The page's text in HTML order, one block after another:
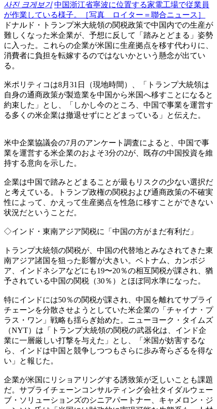
사진 크게보기 中国浙江省寧波に位置する家電工場で従業員
が作業している様子。［写真 ロイター＝聯合ニュース］
ドナルド・トランプ米大統領の関税政策で中国内での生産が
難しくなった米企業が、予想に反して「踏みとどまる」姿勢
に入った。これらの企業が米国に生産拠点を移す代わりに、
消費者に負担を転嫁するのではないかという懸念が出てい
る。
米ポリティコは8月31日（現地時間）、「トランプ大統領は
自身の通商政策が製造業を中国から米国へ移すことになると
約束した」とし、「しかし今のところ、中国で事業を運営す
る多くの米企業は撤退せずにとどまっている」と伝えた。
米中企業協議会の7月のアンケート調査によると、中国で事
業を運営する米企業のおよそ3分の2が、既存の中国投資を維
持する意向を示した。
企業は中国で踏みとどまることが最もリスクの少ない選択だ
と考えている。トランプ政権の関税および通商政策の不確実
性によって、かえって生産拠点を性急に移すことができない
状況だということだ。
◇インド・東南アジア関税に「中国の方がまだ有利だ」
トランプ大統領の関税が、中国の代替地とみなされてきた東
南アジア諸国を狙った影響が大きい。ベトナム、カンボジ
ア、インドネシアなどにも19〜20％の相互関税が課され、猶
予されている中国の関税（30％）とほぼ同水準になった。
特にインドには50％の関税が課され、中国を離れてサプライ
チェーンを分散させようとしていた米企業の「チャイナ・プ
ラス・ワン」戦略も揺らぎ始めた。ニューヨーク・タイムズ
（NYT）は「トランプ大統領の関税の武器化は、インド企
業に一層厳しい打撃を与えた」とし、「米国が妨害するな
ら、インドは中国と競争しつつもさらに歩み寄らざるを得な
い」と報じた。
企業が米国にリショアリングする誘致策が乏しいことも課題
だ。サプライチェーンコンサルティング会社タイダルウェー
ブ・ソリューションズのシニアパートナー、キャメロン・ジ